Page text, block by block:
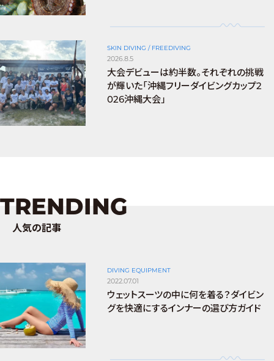
SKIN DIVING / FREEDIVING
2026.8.5
大会デビューは約半数。それぞれの挑戦
が輝いた「沖縄フリーダイビングカップ2
026沖縄大会」
TRENDING
人気の記事
DIVING EQUIPMENT
2022.07.01
ウェットスーツの中に何を着る？ダイビン
グを快適にするインナーの選び方ガイド